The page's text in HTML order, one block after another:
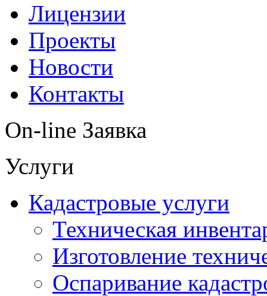
Лицензии
Проекты
Новости
Контакты
On-line Заявка
Услуги
Кадастровые услуги
Техническая
Изготовление
Оспаривание